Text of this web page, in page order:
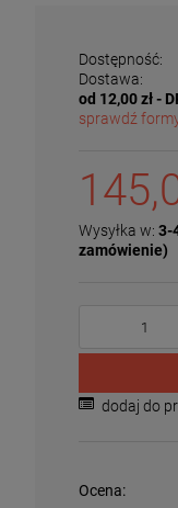
Dostępność:
Dostawa:
od 12,00 zł-
Cena nie zawiera
sprawdź
Wysyłka w: 3-
zamówienie)
dodaj do
Ocena: